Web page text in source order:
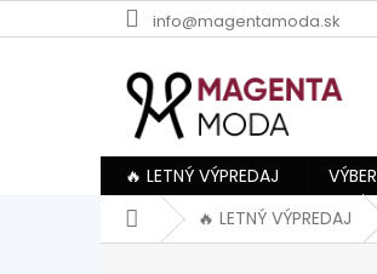
na
info@magentamoda.sk
🔥 LETNÝ VÝPREDAJ VÝBER
Domov🔥 LETNÝ VÝPREDAJ